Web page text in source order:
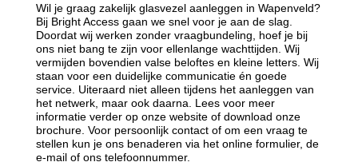
Wil je graag zakelijk glasvezel aanleggen in Wapenveld?
Bij Bright Access gaan we snel voor je aan de slag.
Doordat wij werken zonder vraagbundeling, hoef je bij
ons niet bang te zijn voor ellenlange wachttijden. Wij
vermijden bovendien valse beloftes en kleine letters. Wij
staan voor een duidelijke communicatie én goede
service. Uiteraard niet alleen tijdens het aanleggen van
het netwerk, maar ook daarna. Lees voor meer
informatie verder op onze website of download onze
brochure. Voor persoonlijk contact of om een vraag te
stellen kun je ons benaderen via het online formulier, de
e-mail of ons telefoonnummer.